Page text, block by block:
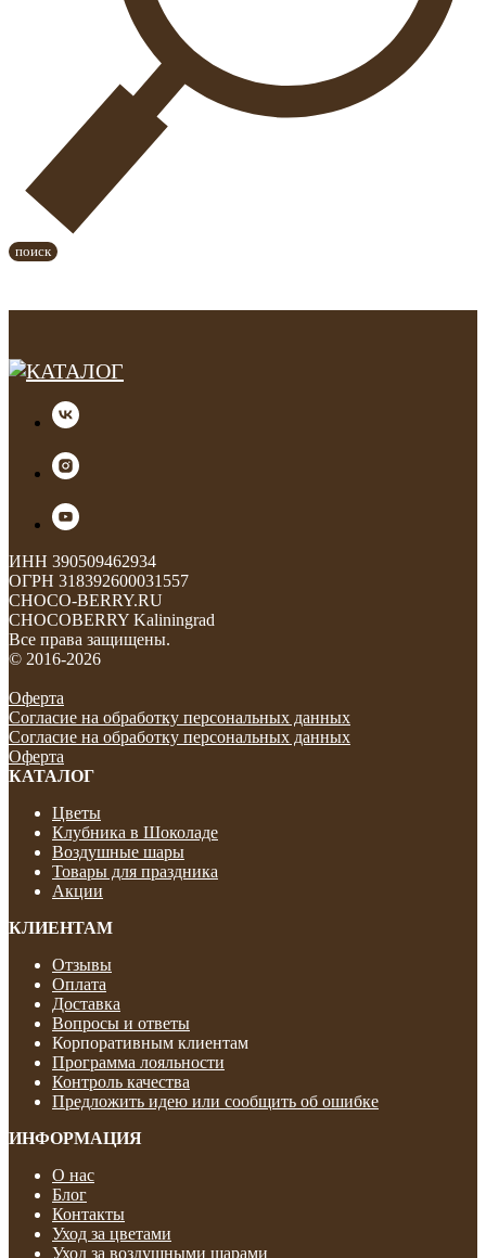
поиск
ИНН 390509462934
ОГРН 318392600031557
CHOCO-BERRY.RU
CHOCOBERRY Kaliningrad
Все права защищены.
© 2016-2026
Оферта
Согласие на обработку персональных данных
Согласие на обработку персональных данных
Оферта
КАТАЛОГ
Цветы
Клубника в Шоколаде
Воздушные шары
Товары для праздника
Акции
КЛИЕНТАМ
Отзывы
Оплата
Доставка
Вопросы и ответы
Корпоративным клиентам
Программа лояльности
Контроль качества
Предложить идею или сообщить об ошибке
ИНФОРМАЦИЯ
О нас
Блог
Контакты
Уход за цветами
Уход за воздушными шарами